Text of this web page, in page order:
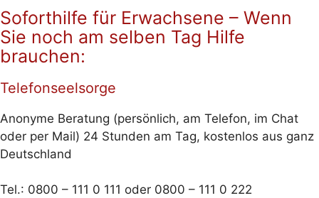
Soforthilfe für Erwachsene – Wenn
Sie noch am selben Tag Hilfe
brauchen:
Telefonseelsorge
Anonyme Beratung (persönlich, am Telefon, im Chat
oder per Mail) 24 Stunden am Tag, kostenlos aus ganz
Deutschland
Tel.: 0800 – 111 0 111 oder 0800 – 111 0 222